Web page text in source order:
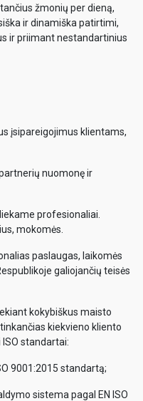
žmonių per dieną,
ir dinamiška patirtimi,
ir priimant nestandartinius
įsipareigojimus klientams,
nuomonę ir
profesionaliai.
mokomės.
paslaugas, laikomės
galiojančių teisės
kokybiškus maisto
kiekvieno kliento
standartai:
9001:2015 standartą;
sistema pagal EN ISO